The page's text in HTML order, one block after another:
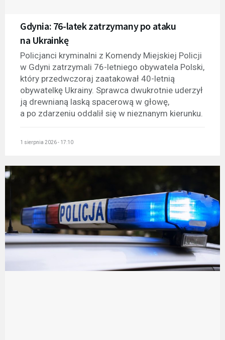
Gdynia: 76-latek zatrzymany po ataku
na Ukrainkę
Policjanci kryminalni z Komendy Miejskiej Policji
w Gdyni zatrzymali 76-letniego obywatela Polski,
który przedwczoraj zaatakował 40-letnią
obywatelkę Ukrainy. Sprawca dwukrotnie uderzył
ją drewnianą laską spacerową w głowę,
a po zdarzeniu oddalił się w nieznanym kierunku.
1 sierpnia 2026 - 17:10